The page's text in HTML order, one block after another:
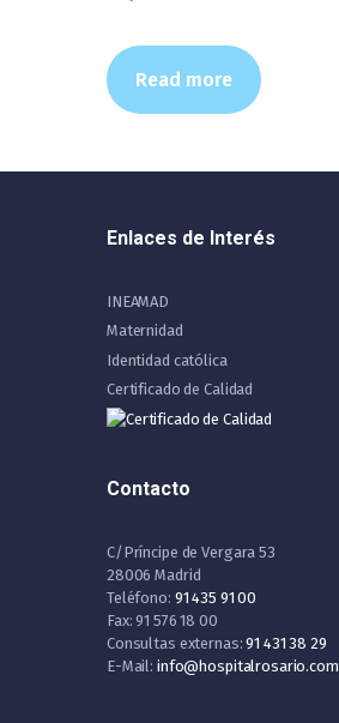
Read more
Enlaces de Interés
INEAMAD
Maternidad
Identidad católica
Certificado de Calidad
Contacto
C/Príncipe de Vergara 53
28006 Madrid
Teléfono: 91 435 91 00
Fax: 91 576 18 00
Consultas externas:91 431 38 29
E-Mail: info@hospitalrosario.com